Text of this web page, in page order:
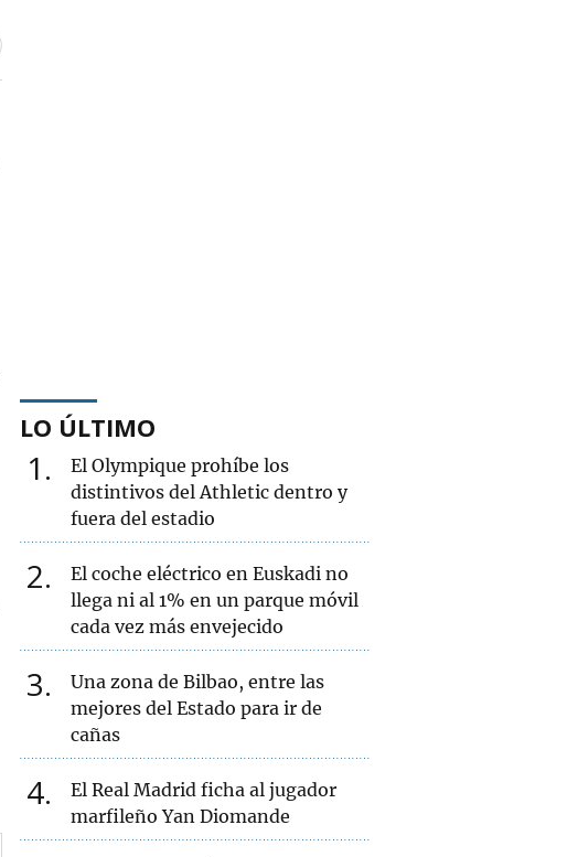
LO ÚLTIMO
1
El Olympique prohíbe los
distintivos del Athletic dentro y
fuera del estadio
2
El coche eléctrico en Euskadi no
llega ni al 1% en un parque móvil
cada vez más envejecido
3
Una zona de Bilbao, entre las
mejores del Estado para ir de
cañas
4
El Real Madrid ficha al jugador
marfileño Yan Diomande